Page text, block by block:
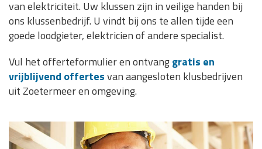
van elektriciteit. Uw klussen zijn in veilige handen bij
ons klussenbedrijf. U vindt bij ons te allen tijde een
goede loodgieter, elektricien of andere specialist.
Vul het offerteformulier en ontvanggratis en
vrijblijvend offertesvan aangesloten klusbedrijven
uit Zoetermeer en omgeving.